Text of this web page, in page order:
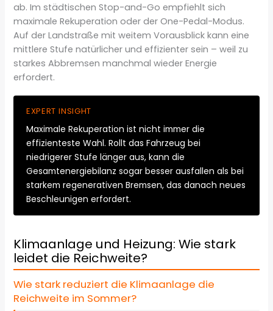
ab. Im städtischen Stop-and-Go empfiehlt sich
maximale Rekuperation oder der One-Pedal-Modus.
Auf der Landstraße mit weitem Vorausblick kann eine
mittlere Stufe natürlicher und effizienter sein – weil zu
starkes Abbremsen manchmal wieder Energie
erfordert.
EXPERT INSIGHT
Maximale Rekuperation ist nicht immer die
effizienteste Wahl. Rollt das Fahrzeug bei
niedrigerer Stufe länger aus, kann die
Gesamtenergiebilanz sogar besser ausfallen als bei
starkem regenerativen Bremsen, das danach neues
Beschleunigen erfordert.
Klimaanlage und Heizung: Wie stark
leidet die Reichweite?
Wie stark reduziert die Klimaanlage die
Reichweite im Sommer?